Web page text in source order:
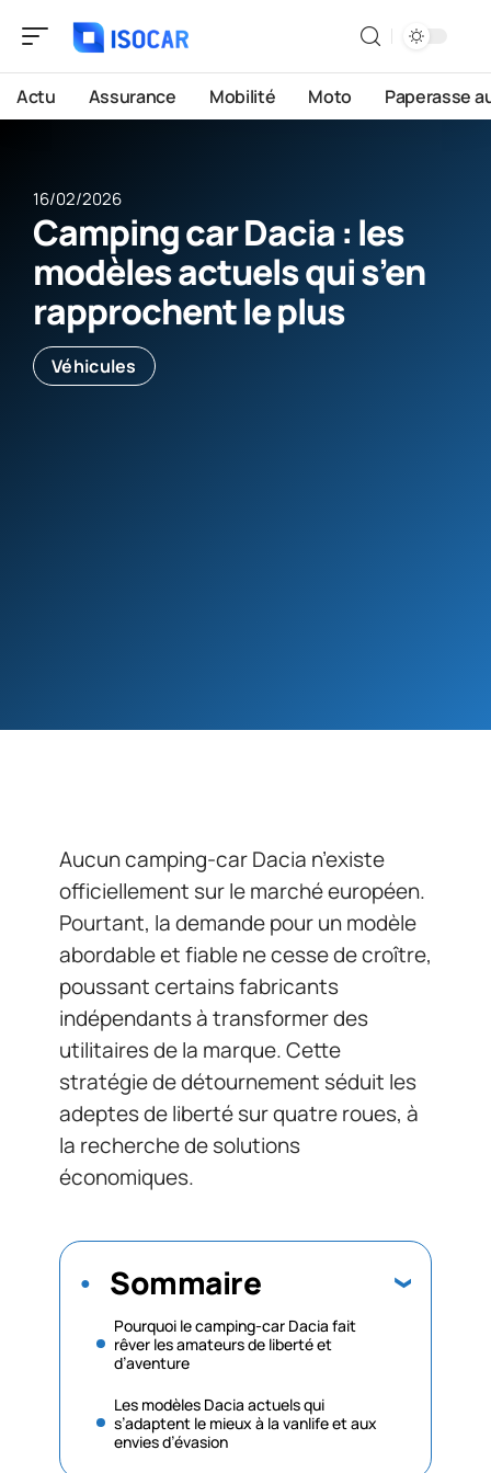
Actu Assurance Mobilité Moto Paperasse
16/02/2026
Camping car Dacia : les
modèles actuels qui s’en
rapprochent le plus
Véhicules
Aucun camping-car Dacia n’existe
officiellement sur le marché européen.
Pourtant, la demande pour un modèle
abordable et fiable ne cesse de croître,
poussant certains fabricants
indépendants à transformer des
utilitaires de la marque. Cette
stratégie de détournement séduit les
adeptes de liberté sur quatre roues, à
la recherche de solutions
économiques.
Sommaire
Pourquoi le camping-car Dacia fait
rêver les amateurs de liberté et
d’aventure
Les modèles Dacia actuels qui
s’adaptent le mieux à la vanlife et aux
envies d’évasion